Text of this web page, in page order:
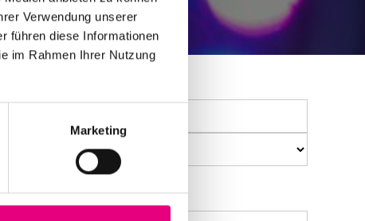
Verwendung unserer
führen diese Informationen
im Rahmen Ihrer Nutzung
Marketing